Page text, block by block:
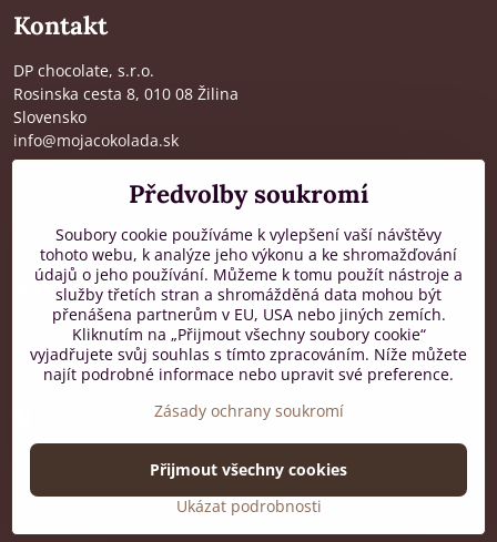
Kontakt
DP chocolate, s.r.o.
Rosinska cesta 8, 010 08 Žilina
Slovensko
info@mojacokolada.sk
Kde nás najdete
Zákaznická podpora
od 8:00 do 16:00, PO-PÁ
+421 917 436 795
©2026CopyrightPředvolby soukromíZásady ochrany soukromí
Předvolby soukromí
Soubory cookie používáme k vylepšení vaší návštěvy
tohoto webu, k analýze jeho výkonu a ke shromažďování
údajů o jeho používání. Můžeme k tomu použít nástroje a
služby třetích stran a shromážděná data mohou být
přenášena partnerům v EU, USA nebo jiných zemích.
Kliknutím na „Přijmout všechny soubory cookie“
vyjadřujete svůj souhlas s tímto zpracováním. Níže můžete
najít podrobné informace nebo upravit své preference.
Zásady ochrany soukromí
Ukázat podrobnosti
Přijmout všechny cookies